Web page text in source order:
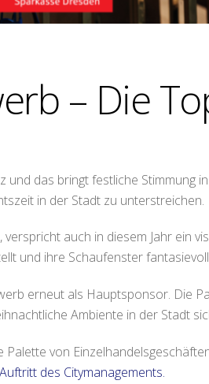
– Die
das bringt festliche Stimmung
in der Stadt zu unterstreichen.
auch in diesem Jahr ein
und ihre Schaufenster
erneut als Hauptsponsor. Die
Ambiente in der Stadt
von
des Citymanagements.